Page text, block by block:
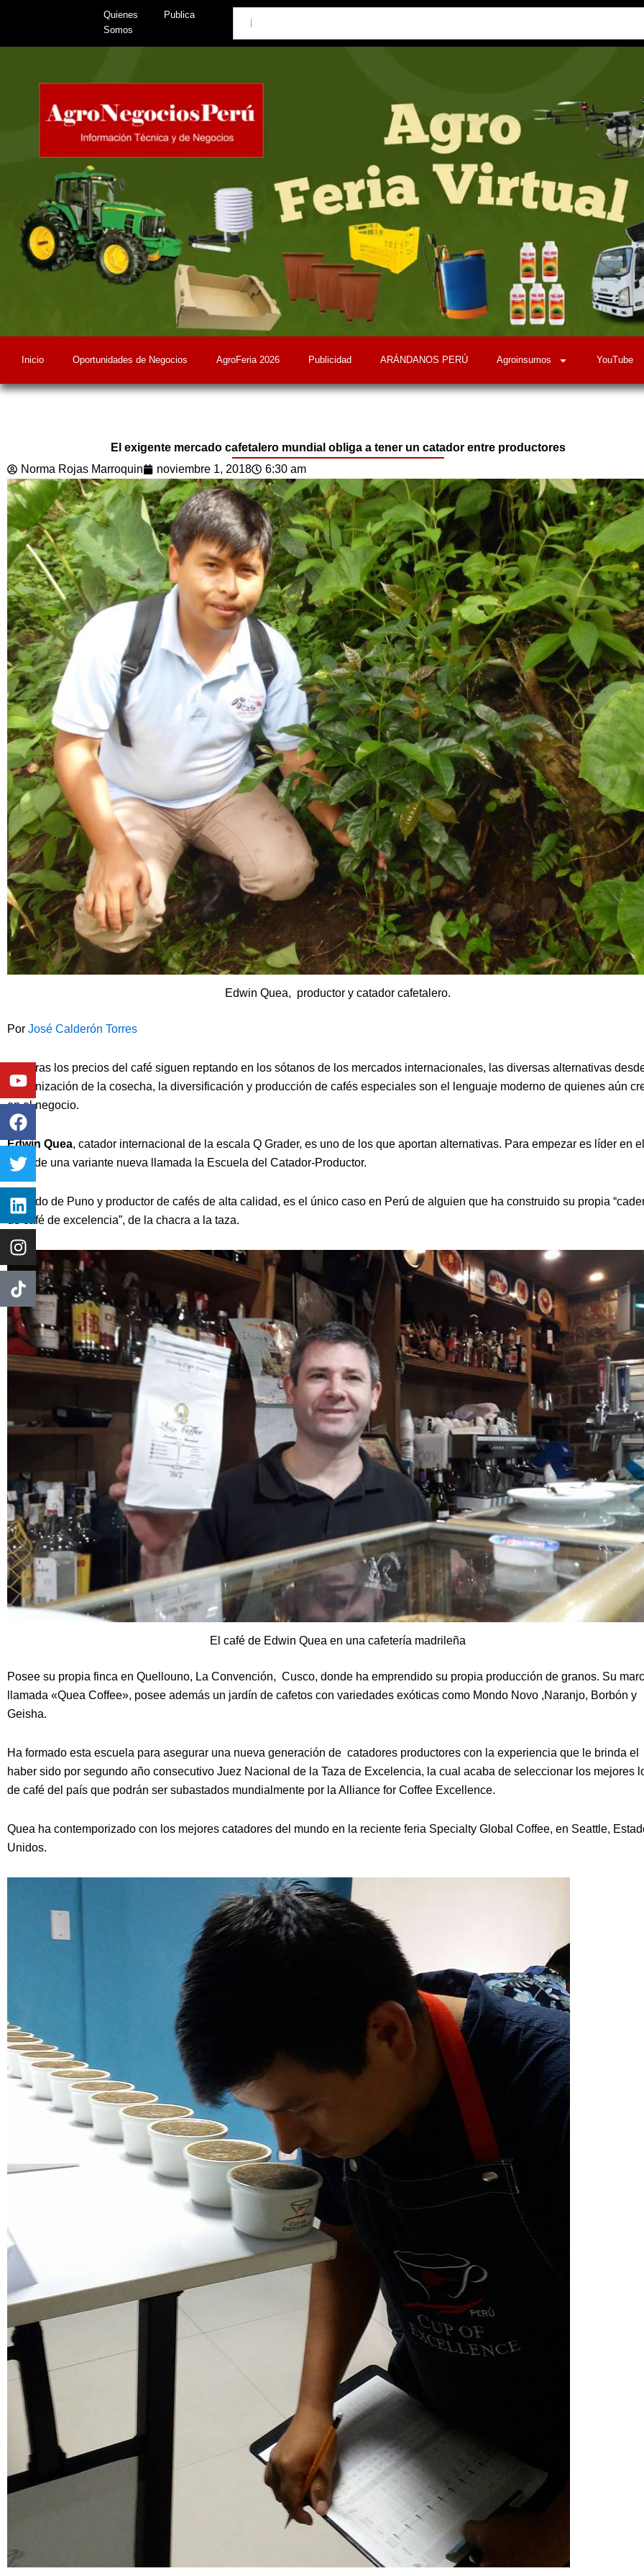
content
Quienes
Somos
Publica
Inicio Oportunidades de Negocios AgroFeria 2026 Publicidad ARÁNDANOS PERÚ Agroinsumos YouTube
El exigente mercado cafetalero mundial obliga a tener un catador entre productores
Norma Rojas Marroquin
noviembre 1, 2018 6:30 am
Edwin Quea, productor y catador cafetalero.
Por José Calderón Torres
Mientras los precios del café siguen reptando en los sótanos de los mercados internacionales, las diversas alternativas
mecanización de la cosecha, la diversificación y producción de cafés especiales son el lenguaje moderno de quienes aún
en el negocio.
Edwin Quea, catador internacional de la escala Q Grader, es uno de los que aportan alternativas. Para empezar es líder en el
Perú de una variante nueva llamada la Escuela del Catador-Productor.
Oriundo de Puno y productor de cafés de alta calidad, es el único caso en Perú de alguien que ha construido su propia
de café de excelencia”, de la chacra a la taza.
El café de Edwin Quea en una cafetería madrileña
Posee su propia finca en Quellouno, La Convención, Cusco, donde ha emprendido su propia producción de granos. Su
llamada «Quea Coffee», posee además un jardín de cafetos con variedades exóticas como Mondo Novo ,Naranjo, Borbón y
Geisha.
Ha formado esta escuela para asegurar una nueva generación de catadores productores con la experiencia que le brinda el
haber sido por segundo año consecutivo Juez Nacional de la Taza de Excelencia, la cual acaba de seleccionar los mejores
de café del país que podrán ser subastados mundialmente por la Alliance for Coffee Excellence.
Quea ha contemporizado con los mejores catadores del mundo en la reciente feria Specialty Global Coffee, en Seattle,
Unidos.
Youtube
Facebook
Twitter
Linkedin
Instagram